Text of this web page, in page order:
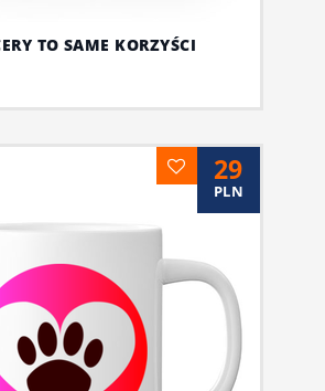
TO SAME KORZYŚCI
29
PLN